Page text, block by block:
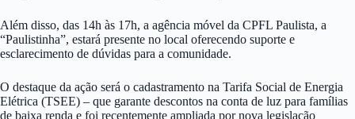
Além disso, das 14h às 17h, a agência móvel da CPFL Paulista, a
“Paulistinha”, estará presente no local oferecendo suporte e
esclarecimento de dúvidas para a comunidade.
O destaque da ação será o cadastramento na Tarifa Social de Energia
Elétrica (TSEE) – que garante descontos na conta de luz para famílias
de baixa renda e foi recentemente ampliada por nova legislação